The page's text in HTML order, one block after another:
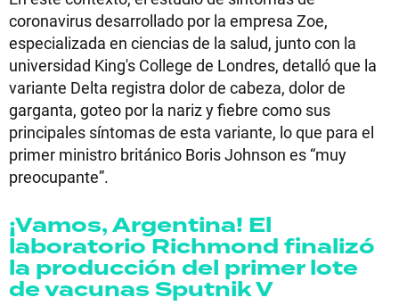
coronavirus desarrollado por la empresa Zoe,
especializada en ciencias de la salud, junto con la
universidad King's College de Londres, detalló que la
variante Delta registra dolor de cabeza, dolor de
garganta, goteo por la nariz y fiebre como sus
principales síntomas de esta variante, lo que para el
primer ministro británico Boris Johnson es “muy
preocupante”.
¡Vamos, Argentina! El
laboratorio Richmond finalizó
la producción del primer lote
de vacunas Sputnik V